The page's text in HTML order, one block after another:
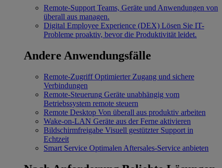
Remote-Support Teams, Geräte und Anwendungen von
überall aus managen.
Digital Employee Experience (DEX) Lösen Sie IT-
Probleme proaktiv, bevor die Produktivität leidet.
Andere Anwendungsfälle
Remote-Zugriff Optimierter Zugang und sichere
Verbindungen
Remote-Steuerung Geräte unabhängig vom
Betriebssystem remote steuern
Remote Desktop Von überall aus produktiv arbeiten
Wake-on-LAN Geräte aus der Ferne aktivieren
Bildschirmfreigabe Visuell gestützter Support in
Echtzeit
Smart Service Optimalen Aftersales-Service anbieten